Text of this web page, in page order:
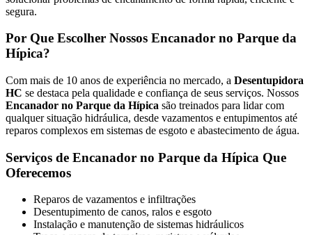
segura.
Por Que Escolher Nossos Encanador no Parque da
Hípica?
Com mais de 10 anos de experiência no mercado, a Desentupidora
HC se destaca pela qualidade e confiança de seus serviços. Nossos
Encanador no Parque da Hípica são treinados para lidar com
qualquer situação hidráulica, desde vazamentos e entupimentos até
reparos complexos em sistemas de esgoto e abastecimento de água.
Serviços de Encanador no Parque da Hípica Que
Oferecemos
Reparos de vazamentos e infiltrações
Desentupimento de canos, ralos e esgoto
Instalação e manutenção de sistemas hidráulicos